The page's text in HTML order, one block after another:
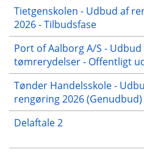
Tietgenskolen - Udbud af
2026 - Tilbudsfase
Port of Aalborg A/S - Udbud
tømrerydelser - Offentligt
Tønder Handelsskole -
rengøring 2026 (Genudbud)
Delaftale 2